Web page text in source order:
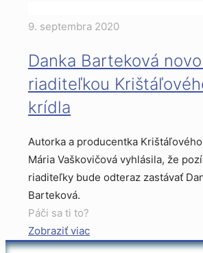
9. septembra 2020
Danka Barteková
riaditeľkou
krídla
Autorka a producentka
Mária Vaškovičová vyhlásila, že
riaditeľky bude odteraz zastávať
Barteková.
Páči sa ti to?
Zobraziť viac